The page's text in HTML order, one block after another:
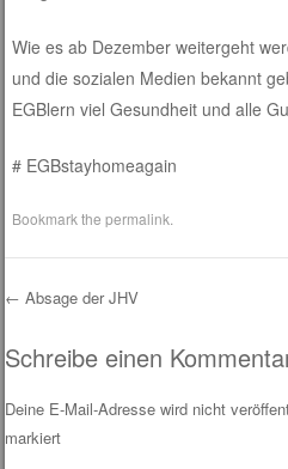
Wie es ab Dezember weitergeht
und die sozialen Medien bekannt
EGBlern viel Gesundheit und alle
# EGBstayhomeagain
Bookmark thepermalink
Post navigation
← Absage der JHV
Schreibe einen
Deine E-Mail-Adresse wird nicht
markiert